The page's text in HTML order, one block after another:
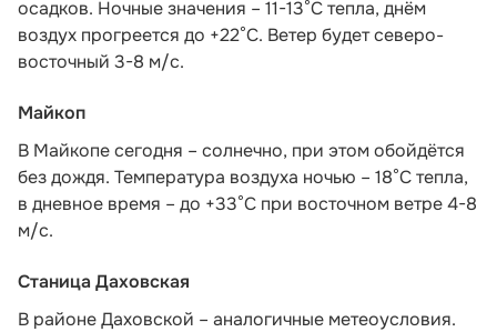
осадков. Ночные значения – 11-13°С тепла, днём
воздух прогреется до +22°С. Ветер будет северо-
восточный 3-8 м/с.
Майкоп
В Майкопе сегодня – солнечно, при этом обойдётся
без дождя. Температура воздуха ночью – 18°С тепла,
в дневное время – до +33°С при восточном ветре 4-8
м/с.
Станица Даховская
В районе Даховской – аналогичные метеоусловия.